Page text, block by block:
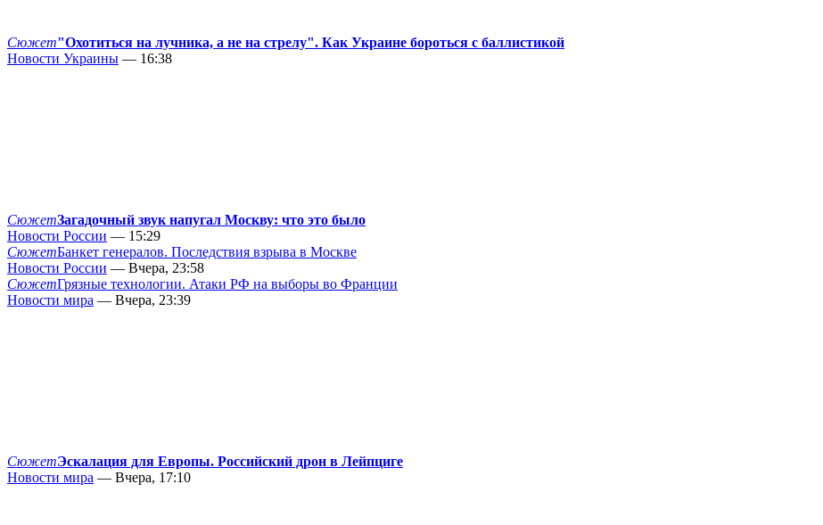
Сюжет"Охотиться на лучника, а не на стрелу". Как Украине бороться с баллистикой
Новости Украины — 16:38
СюжетЗагадочный звук напугал Москву: что это было
Новости России — 15:29
СюжетБанкет генералов. Последствия взрыва в Москве
Новости России — Вчера, 23:58
СюжетГрязные технологии. Атаки РФ на выборы во Франции
Новости мира — Вчера, 23:39
СюжетЭскалация для Европы. Российский дрон в Лейпциге
Новости мира — Вчера, 17:10